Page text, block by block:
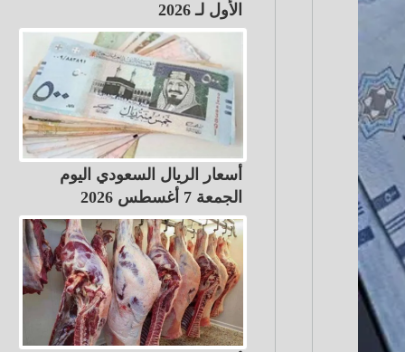
الأول لـ 2026
أسعار الريال السعودي اليوم
الجمعة 7 أغسطس 2026